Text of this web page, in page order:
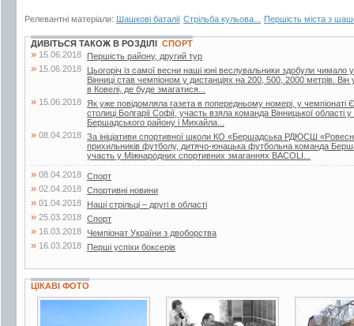
Релевантні матеріали: Шашкові баталії Стрільба кульова... Першість міста з
ДИВІТЬСЯ ТАКОЖ В РОЗДІЛІ СПОРТ
» 15.06.2018 Першість району, другий тур
» 15.06.2018
Цьогоріч із самої весни наші юні веслувальники здобули чимало
Вінниці став чемпіоном у дистанціях на 200, 500, 2000 метрів.
в Ковелі, де буде змагатися...
» 15.06.2018
Як уже повідомляла газета в попередньому номері, у чемпіонаті
столиці Болгарії Софії, участь взяла команда Вінницької області
Бершадського району і Михайла...
» 08.04.2018 За ініціативи спортивної школи КО «Бершадська РДЮСШ
прихильників футболу, дитячо-юнацька футбольна команда
участь у Міжнародних спортивних змаганнях BACOLI...
» 08.04.2018 Спорт
» 02.04.2018 Спортивні новини
» 01.04.2018 Наші стрільці – другі в області
» 25.03.2018 Спорт
» 16.03.2018 Чемпіонат України з двоборства
» 16.03.2018 Перші успіхи боксерів
ЦІКАВІ ФОТО
19 фото